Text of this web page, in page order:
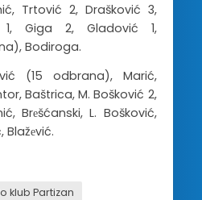
Trtović 2, Drašković 3,
1, Giga 2, Gladović 1,
Bodiroga.
(15 odbrana), Marić,
Baštrica, M. Bošković 2,
Brеšćanski, L. Bošković,
Blažеvić.
klub Partizan